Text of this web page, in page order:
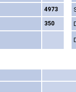
4973
350